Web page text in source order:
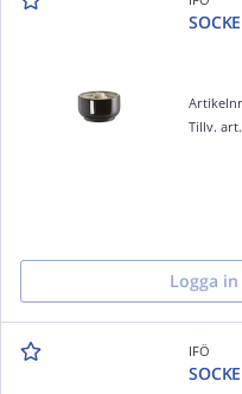
Tillv.
Logga
IFÖ